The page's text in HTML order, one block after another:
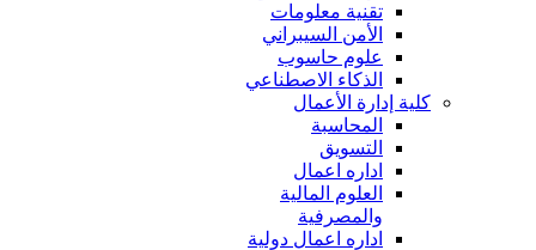
تقنية معلومات
الأمن السيبراني
علوم حاسوب
الذكاء الاصطناعي
كلية إدارة الأعمال
المحاسبة
التسويق
اداره اعمال
العلوم المالية
والمصرفية
اداره اعمال دولية